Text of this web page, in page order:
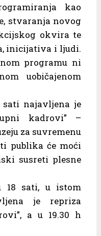
kao
stvaranja novog
okvira te
inicijativa i ljudi.
programu ni
uobičajenom
najavljena je
kadrovi” –
za suvremenu
publika će moći
susreti plesne
18 sati, u istom
je repriza
a u 19.30 h